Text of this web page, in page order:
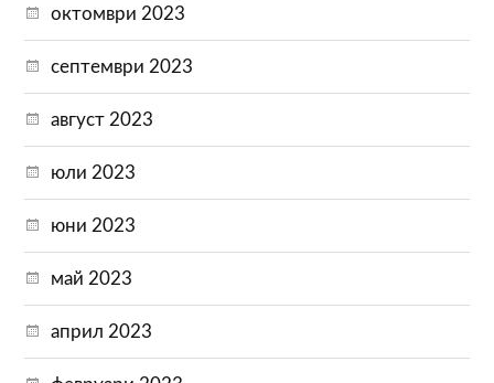
октомври 2023
септември 2023
август 2023
юли 2023
юни 2023
май 2023
април 2023